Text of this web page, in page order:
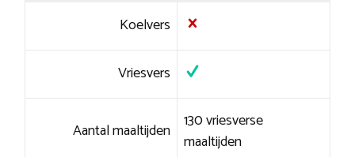
Koelvers
Vriesvers
Aantal maaltijden 130 vriesverse
maaltijden